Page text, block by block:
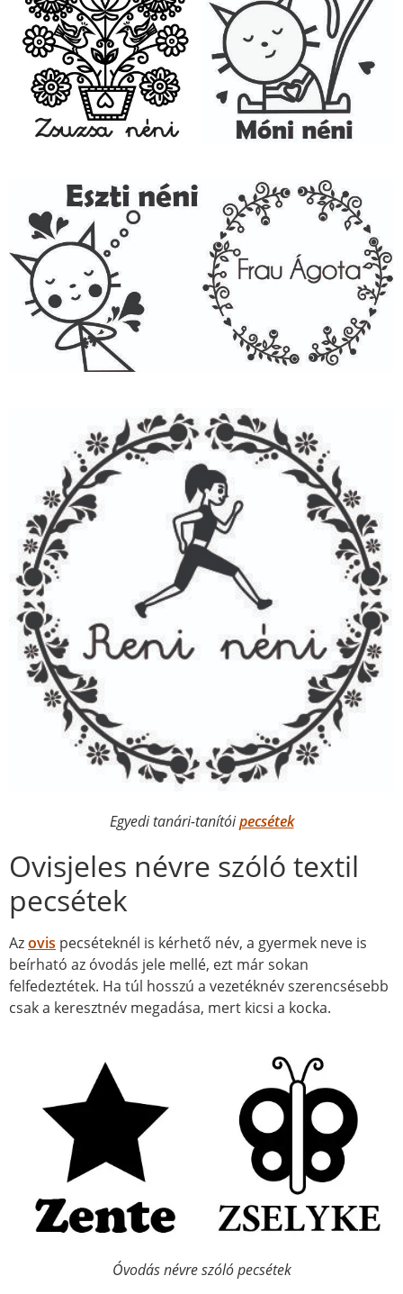
Egyedi tanári-tanítóipecsétek
Ovisjeles névre szóló textil
pecsétek
Azovis pecséteknél is kérhető név, a gyermek neve is
beírható az óvodás jele mellé, ezt már sokan
felfedeztétek. Ha túl hosszú a vezetéknév szerencsésebb
csak a keresztnév megadása, mert kicsi a kocka.
Óvodás névre szóló pecsétek